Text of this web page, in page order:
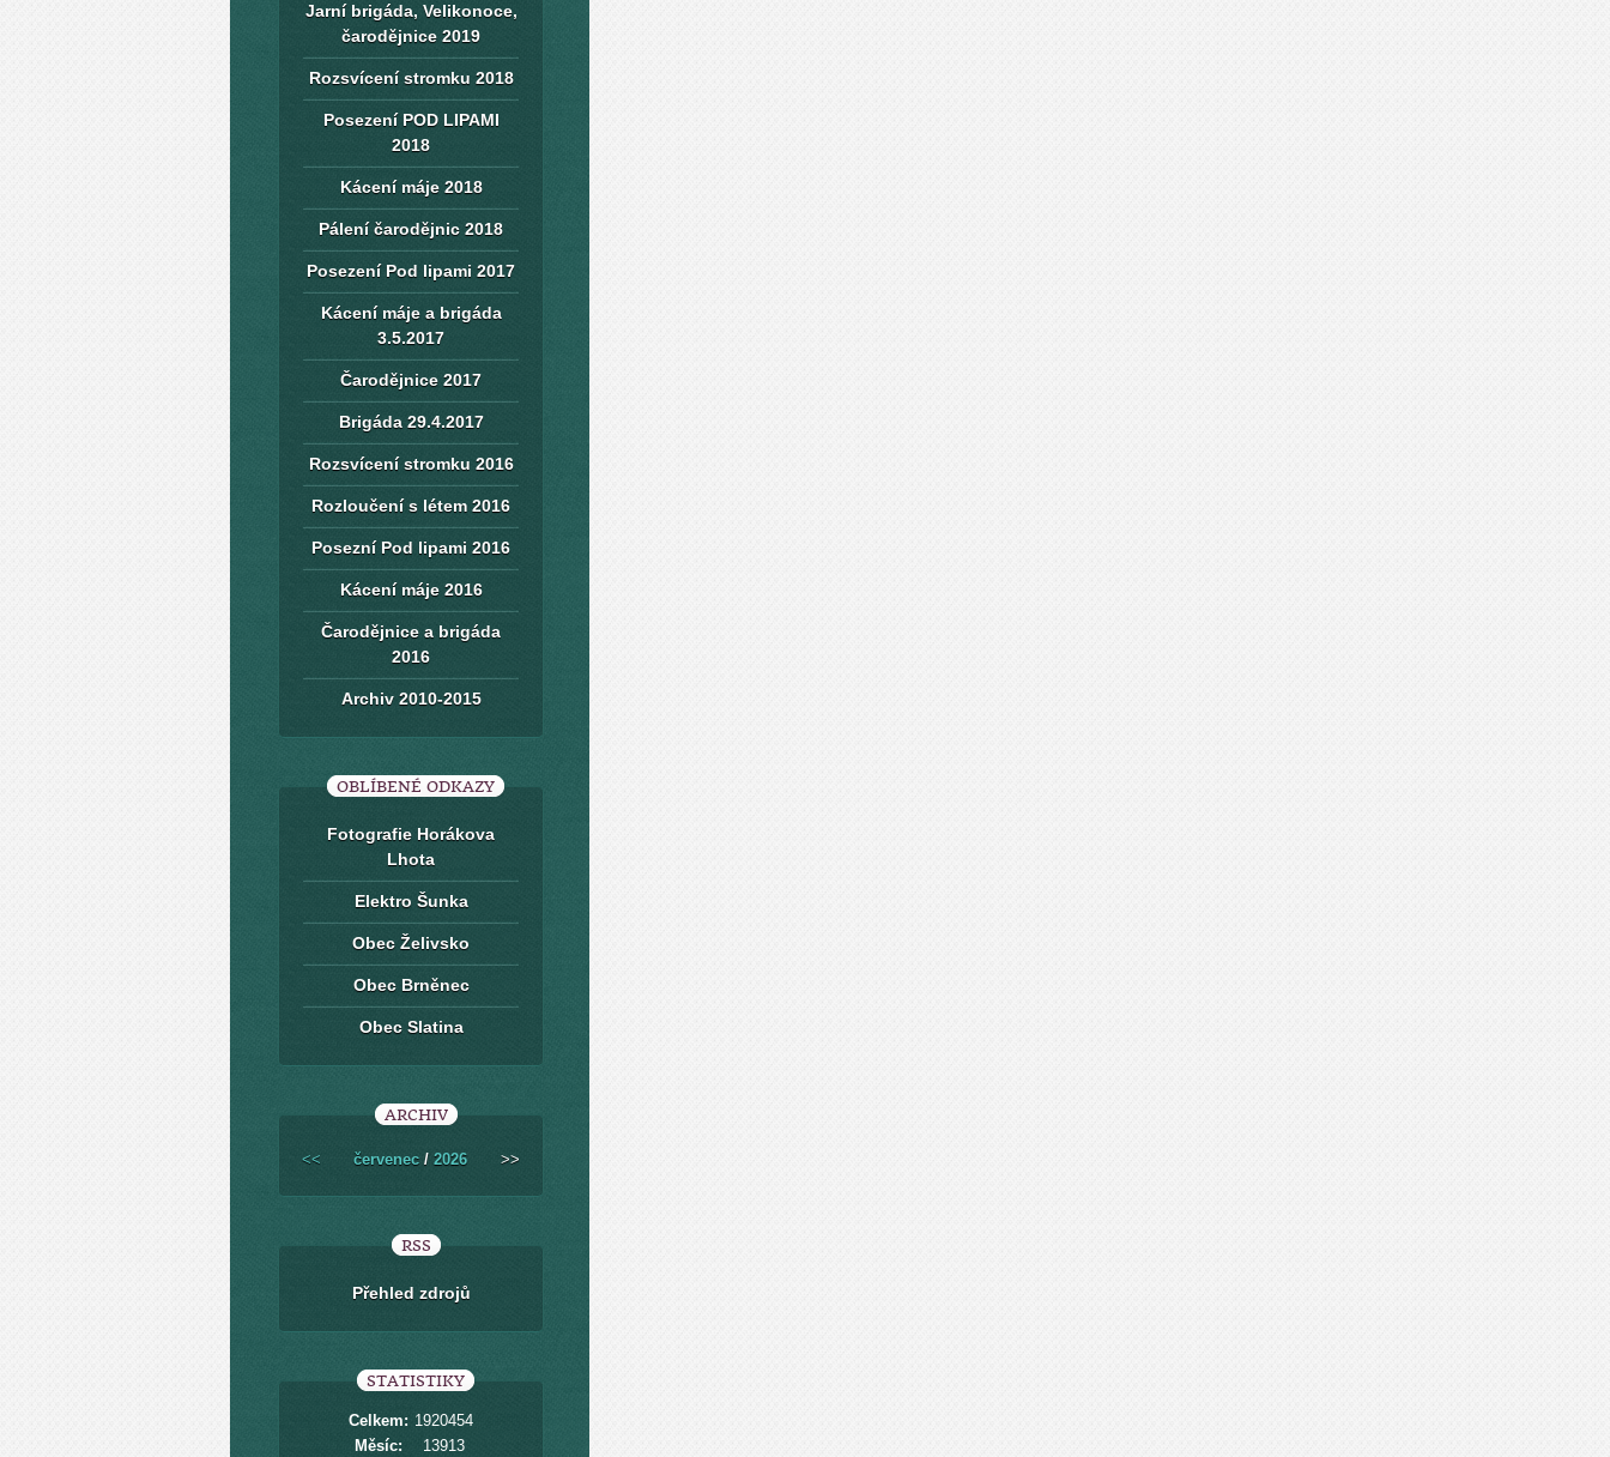
Jarní brigáda, Velikonoce,
čarodějnice 2019
Rozsvícení stromku 2018
Posezení POD LIPAMI
2018
Kácení máje 2018
Pálení čarodějnic 2018
Posezení Pod lipami 2017
Kácení máje a brigáda
3.5.2017
Čarodějnice 2017
Brigáda 29.4.2017
Rozsvícení stromku 2016
Rozloučení s létem 2016
Posezní Pod lipami 2016
Kácení máje 2016
Čarodějnice a brigáda
2016
Archiv 2010-2015
OBLÍBENÉ ODKAZY
Fotografie Horákova
Lhota
Elektro Šunka
Obec Želivsko
Obec Brněnec
Obec Slatina
ARCHIV
<< červenec / 2026 >>
RSS
Přehled zdrojů
STATISTIKY
Celkem: 1920454
Měsíc:
13913